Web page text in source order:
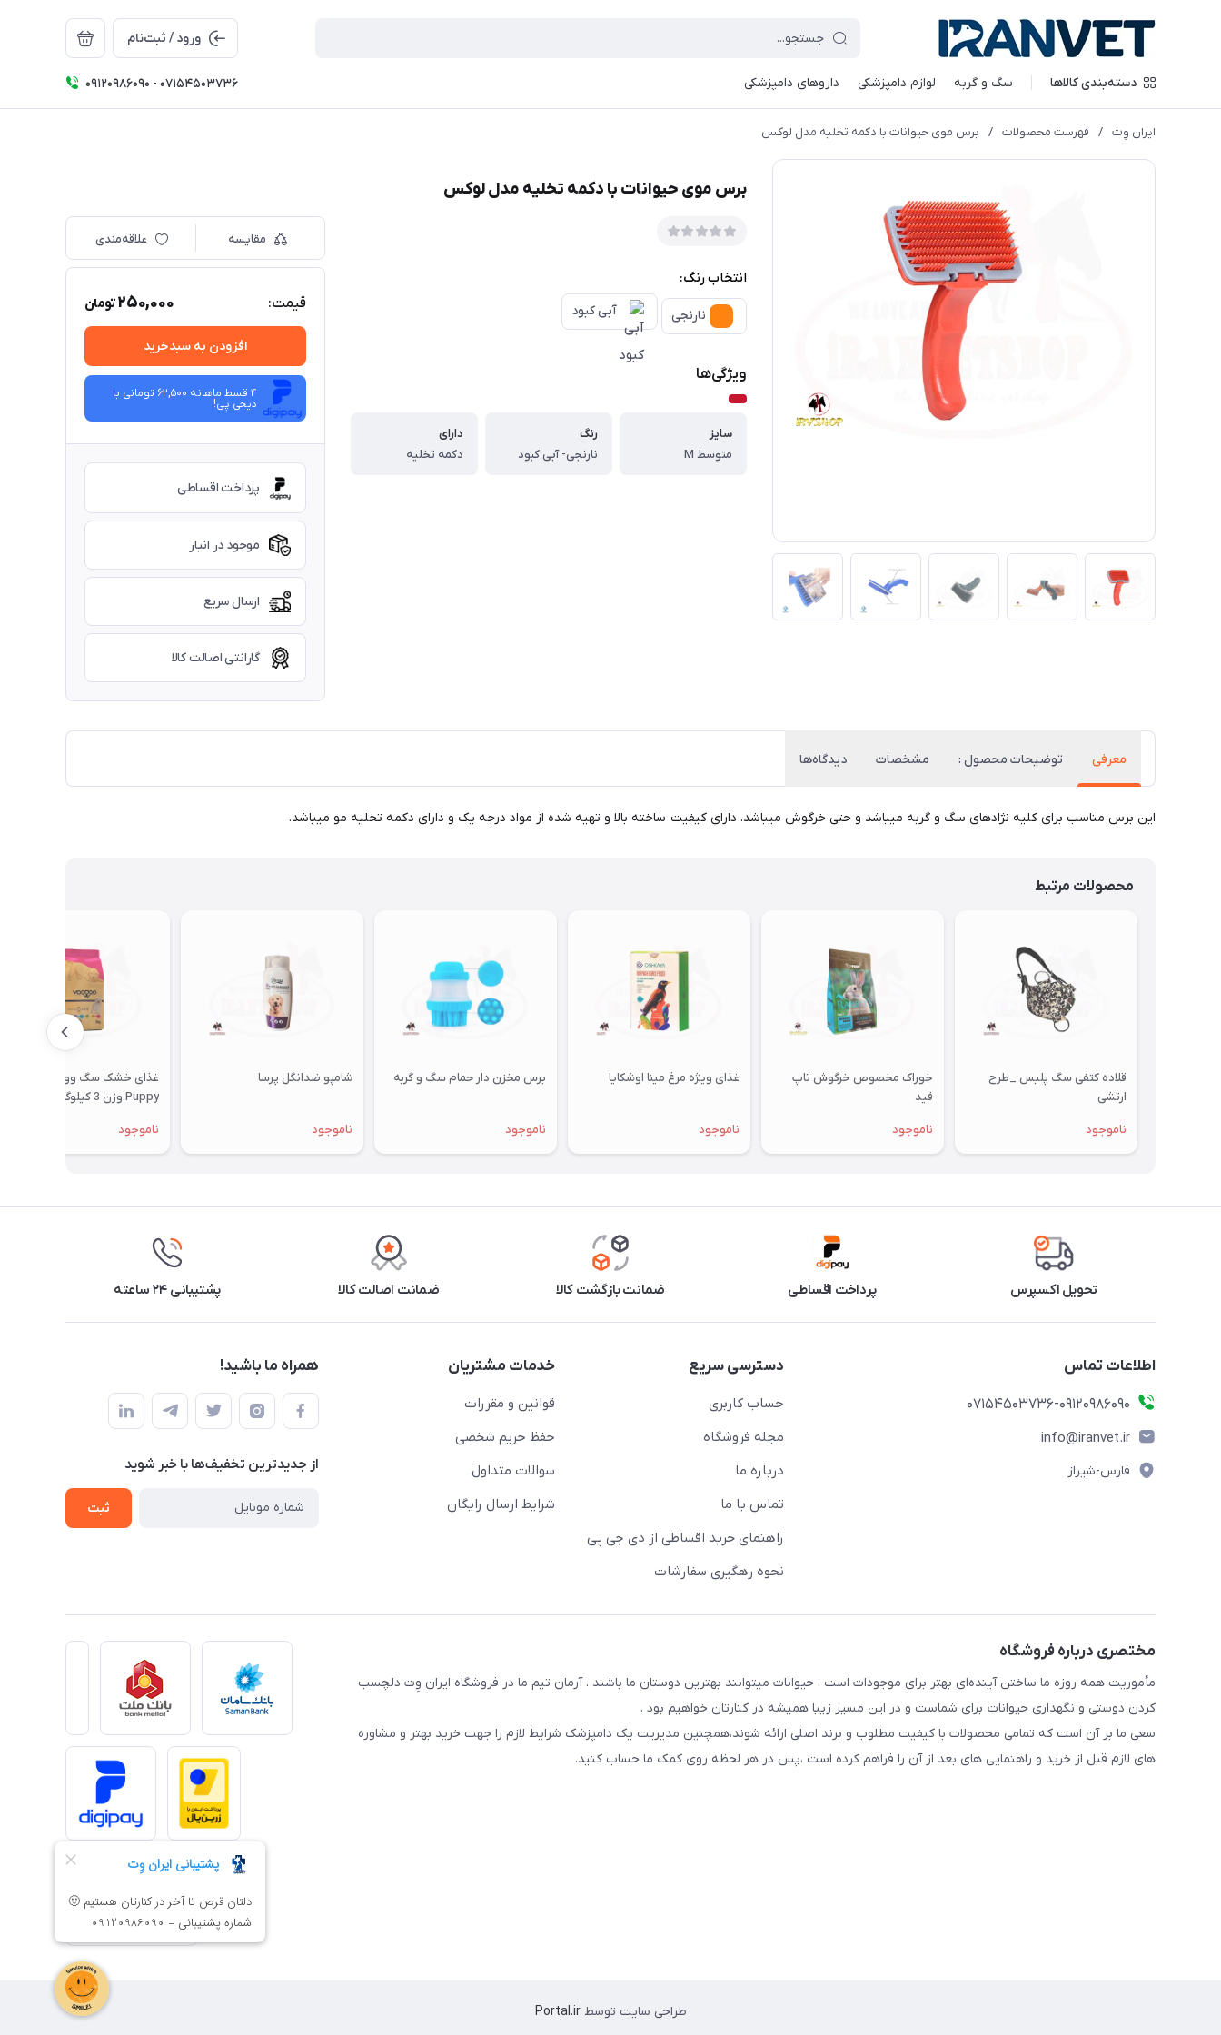
ورود / ثبت‌نام
دسته‌بندی کالاها سگ و گربه لوازم دامپزشکی داروهای دامپزشکی 09120986090 - 07154503736
ایران وِت / فهرست محصولات / برس موی حیوانات با دکمه تخلیه مدل لوکس
برس موی حیوانات با دکمه تخلیه مدل لوکس
انتخاب رنگ:
نارنجی آبی کبود
ویژگی‌ها
سایز
متوسط M
رنگ
نارنجی- آبی کبود
دارای
دکمه تخلیه
مقایسه علاقه‌مندی
قیمت: 250,000تومان
افزودن به سبدخرید
4 قسط ماهانه 62,500 تومانی با
دیجی ‌پی!
پرداخت اقساطی
موجود در انبار
ارسال سریع
گارانتی اصالت کالا
معرفی توضیحات محصول : مشخصات دیدگاه‌ها
این برس مناسب برای کلیه نژادهای سگ و گربه میباشد و حتی خرگوش میباشد. دارای کیفیت ساخته بالا و تهیه شده از مواد درجه یک و دارای دکمه تخلیه مو میباشد.
محصولات مرتبط
قلاده کتفی سگ پلیس _طرح
ارتشی
ناموجود
خوراک مخصوص خرگوش تاپ
فید
ناموجود
غذای ویژه مرغ مینا اوشکایا
ناموجود
برس مخزن دار حمام سگ و گربه
ناموجود
شامپو ضدانگل پرسا
ناموجود
غذای خشک سگ وودو مدل
Puppy وزن 3 کیلوگرم
ناموجود
تحویل اکسپرس پرداخت اقساطی ضمانت بازگشت کالا ضمانت اصالت کالا پشتیبانی ۲۴ ساعته
اطلاعات تماس
07154503736-09120986090
info@iranvet.ir
فارس-شیراز
دسترسی سریع
حساب کاربری
مجله فروشگاه
درباره ما
تماس با ما
راهنمای خرید اقساطی از دی جی پی
نحوه رهگیری سفارشات
خدمات مشتریان
قوانین و مقررات
حفظ حریم شخصی
سوالات متداول
شرایط ارسال رایگان
همراه ما باشید!
از جدید‌ترین تخفیف‌ها با‌ خبر شوید
ثبت
مختصری درباره فروشگاه
مأموریت همه روزه ما ساختن آینده‌ای بهتر برای موجودات است . حیوانات میتوانند بهترین دوستان ما باشند . آرمان تیم ما در فروشگاه ایران وِت دلچسب
کردن دوستی و نگهداری حیوانات برای شماست و در این مسیر زیبا همیشه در کنارتان خواهیم بود .
سعی ما بر آن است که تمامی محصولات با کیفیت مطلوب و برند اصلی ارائه شوند،همچنین مدیریت یک دامپزشک شرایط لازم را جهت خرید بهتر و مشاوره
های لازم قبل از خرید و راهنمایی های بعد از آن را فراهم کرده است ،پس در هر لحظه روی کمک ما حساب کنید.
طراحی سایت توسطPortal.ir